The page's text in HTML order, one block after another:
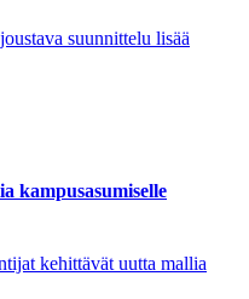
suunnittelu lisää
kampusasumiselle
kehittävät uutta mallia